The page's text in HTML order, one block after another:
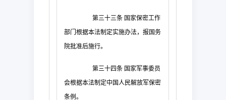
第三十三条 国家保密工作
部门根据本法制定实施办法，报国务
院批准后施行。
第三十四条 国家军事委员
会根据本法制定中国人民解放军保密
条例。